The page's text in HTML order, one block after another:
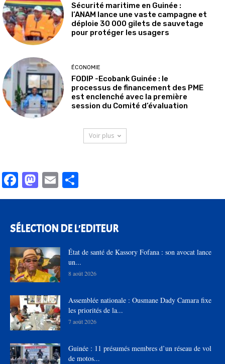
Sécurité maritime en Guinée :
l’ANAM lance une vaste campagne et
déploie 30 000 gilets de sauvetage
pour protéger les usagers
ÉCONOMIE
FODIP -Ecobank Guinée : le
processus de financement des PME
est enclenché avec la première
session du Comité d’évaluation
Voir plus
Facebook
Mastodon
Email
SÉLECTION DE L'EDITEUR
État de santé de Kassory Fofana : son avocat lance
un...
8 août 2026
Assemblée nationale : Ousmane Dady Camara fixe
les priorités de la...
7 août 2026
Guinée : 11 présumés membres d’un réseau de vol
de motos...